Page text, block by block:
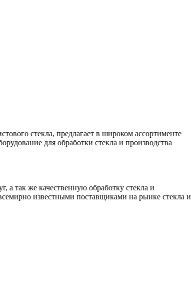
стекла, предлагает в широком ассортименте
для обработки стекла и производства
так же качественную обработку стекла и
известными поставщиками на рынке стекла и